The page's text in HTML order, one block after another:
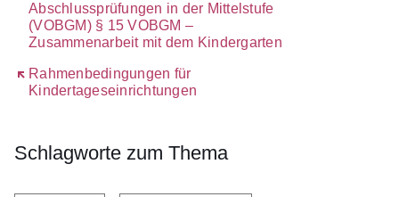
Abschlussprüfungen in der Mittelstufe
(VOBGM) § 15 VOBGM –
Zusammenarbeit mit dem Kindergarten
Rahmenbedingungen für
Kindertageseinrichtungen
Öffnet sich in einem neuen Fenster
Schlagworte zum Thema